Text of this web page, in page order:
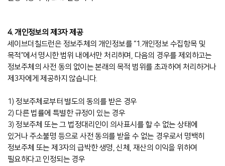
4. 개인정보의 제3자 제공
세이브더칠드런은 정보주체의 개인정보를 “1.개인정보 수집항목 및
목적”에서 명시한 범위 내에서만 처리하며, 다음의 경우를 제외하고는
정보주체의 사전 동의 없이는 본래의 목적 범위를 초과하여 처리하거나
제3자에게 제공하지 않습니다.
1) 정보주체로부터 별도의 동의를 받은 경우
2) 다른 법률에 특별한 규정이 있는 경우
3) 정보주체 또는 그 법정대리인이 의사표시를 할 수 없는 상태에
있거나 주소불명 등으로 사전 동의를 받을 수 없는 경우로서 명백히
정보주체 또는 제3자의 급박한 생명, 신체, 재산의 이익을 위하여
필요하다고 인정되는 경우